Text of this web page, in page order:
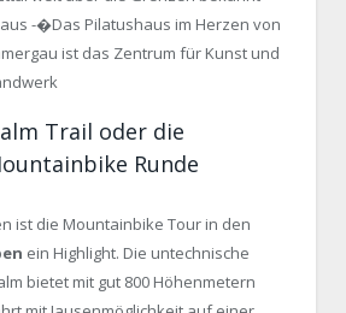
-�Das Pilatushaus im Herzen von
ist das Zentrum für Kunst und
Trail oder die
Runde
ist die Mountainbike Tour in den
ein Highlight. Die untechnische
bietet mit gut 800 Höhenmetern